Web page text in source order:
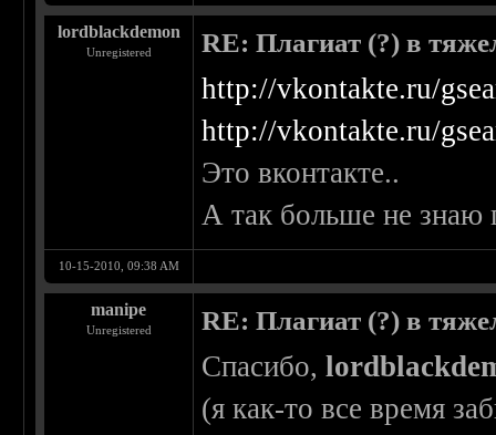
lordblackdemon
Unregistered RE: Плагиат (?) в
http://vkontakte.ru/
http://vkontakte.ru/
Это вконтакте..
А так больше не знаю
10-15-2010, 09:38 AM
manipe
Unregistered RE: Плагиат (?) в
Спасибо,
(я как-то все время